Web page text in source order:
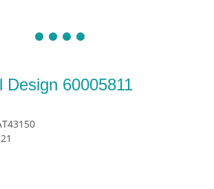
Design 60005811